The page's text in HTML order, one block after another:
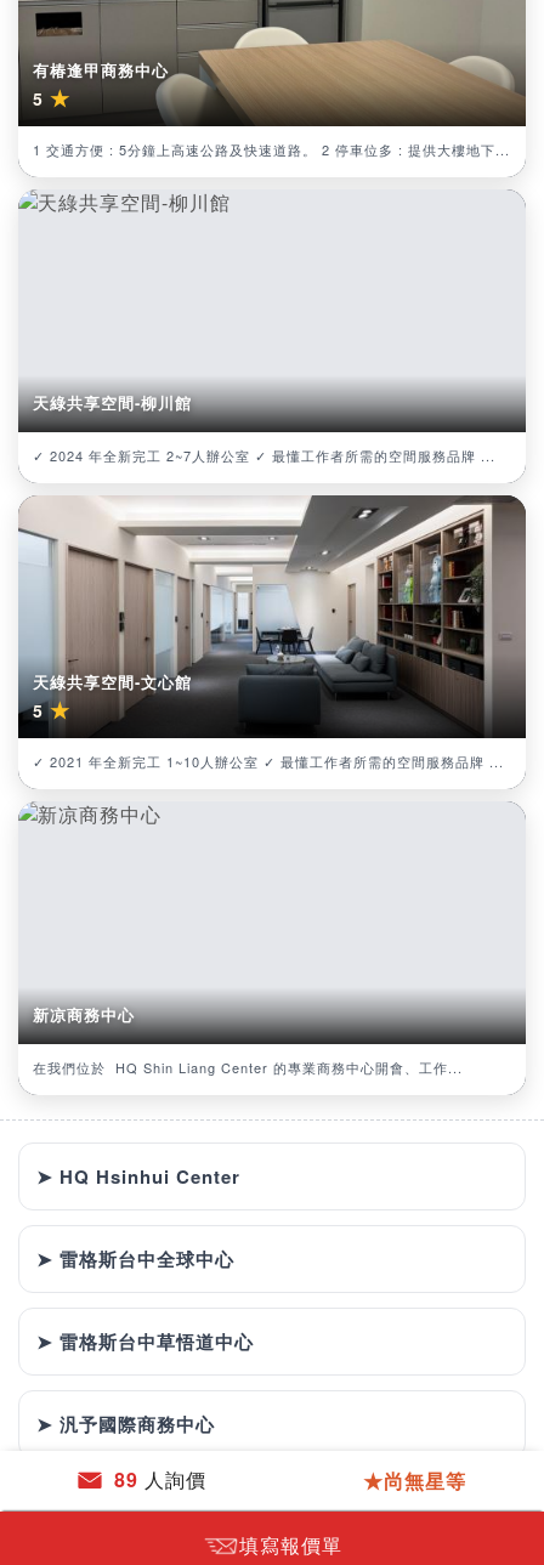
有椿逢甲商務中心
5 ★
1 交通方便 : 5分鐘上高速公路及快速道路。 2 停車位多 : 提供大樓地下...
天綠共享空間-柳川館
✓ 2024 年全新完工 2~7人辦公室 ✓ 最懂工作者所需的空間服務品牌 ...
天綠共享空間-文心館
5★
✓ 2021 年全新完工 1~10人辦公室 ✓ 最懂工作者所需的空間服務品牌 ...
新凉商務中心
在我們位於 HQ Shin Liang Center 的專業商務中心開會、工作...
➤ HQ Hsinhui Center
➤ 雷格斯台中全球中心
➤ 雷格斯台中草悟道中心
➤ 汎予國際商務中心
89 人詢價 ★尚無星等
填寫報價單